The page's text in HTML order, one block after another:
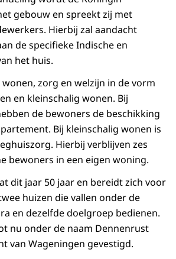
gebouw en spreekt zij met
Hierbij zal aandacht
de specifieke Indische en
het huis.
zorg en welzijn in de vorm
en kleinschalig wonen. Bij
de bewoners de beschikking
Bij kleinschalig wonen is
Hierbij verblijven zes
bewoners in een eigen woning.
dit jaar 50 jaar en bereidt zich voor
huizen die vallen onder de
en dezelfde doelgroep bedienen.
nu onder de naam Dennenrust
van Wageningen gevestigd.